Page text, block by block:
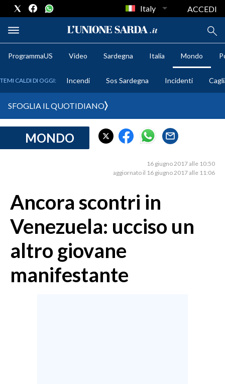
VIDEO
FOTO
PROVINCIA DI CAGLIARI
MEDIO CAMPIDANO
ORISTANO E PROVINCIA
SASSARI E PROVINCIA
GALLURA
Italy ACCEDI
ProgrammaUS Video Sardegna Italia Mondo
TEMI CALDI DI OGGI: Incendi Sos Sardegna Incidenti
SFOGLIA IL QUOTIDIANO
MONDO
16 giugno 2017 alle 10:50
aggiornato il 16 giugno 2017 alle 11:06
Ancora scontri in
Venezuela: ucciso un
altro giovane
manifestante